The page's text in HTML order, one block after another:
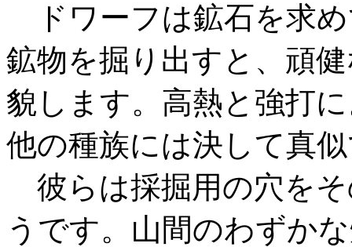
ドワーフは鉱石を求
鉱物を掘り出すと、頑
貌します。高熱と強打
他の種族には決して真
彼らは採掘用の穴を
うです。山間のわずか